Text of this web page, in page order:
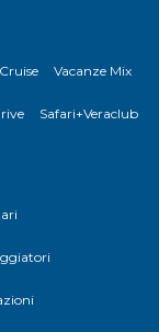
Vacanze Mix
Safari+Veraclub